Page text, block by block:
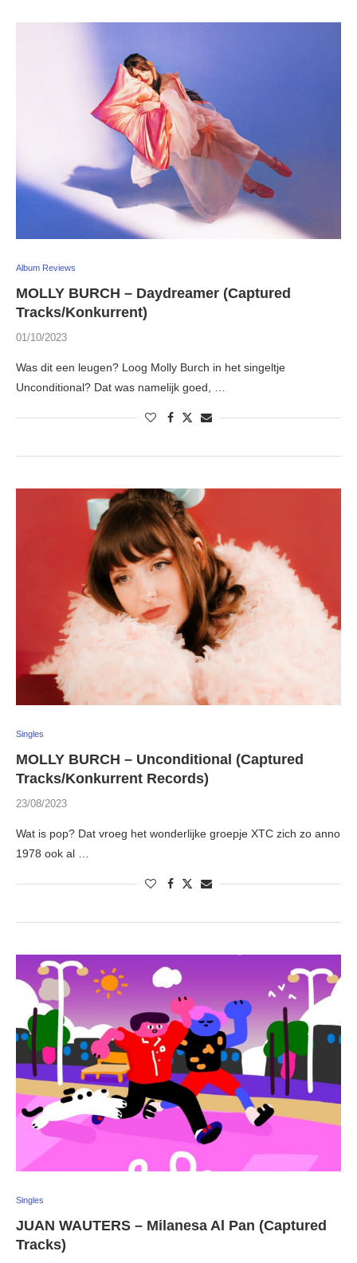
Album Reviews
MOLLY BURCH – Daydreamer (Captured
Tracks/Konkurrent)
01/10/2023
Was dit een leugen? Loog Molly Burch in het singeltje
Unconditional? Dat was namelijk goed, …
Singles
MOLLY BURCH – Unconditional (Captured
Tracks/Konkurrent Records)
23/08/2023
Wat is pop? Dat vroeg het wonderlijke groepje XTC zich zo anno
1978 ook al …
Singles
JUAN WAUTERS – Milanesa Al Pan (Captured
Tracks)